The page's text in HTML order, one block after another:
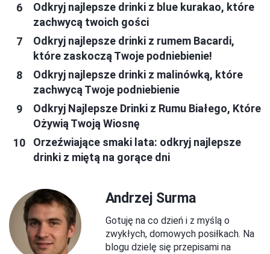
Odkryj najlepsze drinki z blue kurakao, które
zachwycą twoich gości
Odkryj najlepsze drinki z rumem Bacardi,
które zaskoczą Twoje podniebienie!
Odkryj najlepsze drinki z malinówką, które
zachwycą Twoje podniebienie
Odkryj Najlepsze Drinki z Rumu Białego, Które
Ożywią Twoją Wiosnę
Orzeźwiające smaki lata: odkryj najlepsze
drinki z miętą na gorące dni
Andrzej Surma
Gotuję na co dzień i z myślą o
zwykłych, domowych posiłkach. Na
blogu dzielę się przepisami na